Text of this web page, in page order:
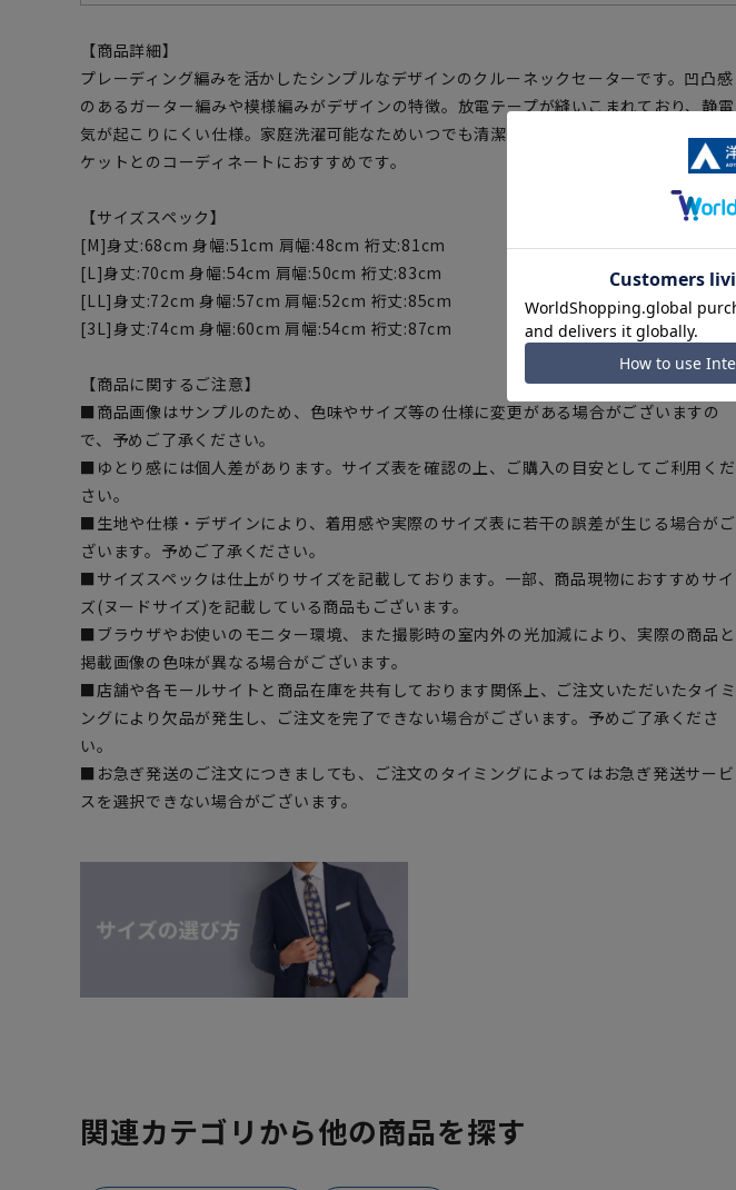
【商品詳細】
プレーディング編みを活かしたシンプルなデザインのクルーネックセーターです。凹凸感
のあるガーター編みや模様編みがデザインの特徴。放電テープが縫いこまれており、静電
気が起こりにくい仕様。家庭洗濯可能なためいつでも清潔さを保てます。ブルゾンやジャ
ケットとのコーディネートにおすすめです。
【サイズスペック】
[M]身丈:68cm 身幅:51cm 肩幅:48cm 裄丈:81cm
[L]身丈:70cm 身幅:54cm 肩幅:50cm 裄丈:83cm
[LL]身丈:72cm 身幅:57cm 肩幅:52cm 裄丈:85cm
[3L]身丈:74cm 身幅:60cm 肩幅:54cm 裄丈:87cm
【商品に関するご注意】
■商品画像はサンプルのため、色味やサイズ等の仕様に変更がある場合がございますの
で、予めご了承ください。
■ゆとり感には個人差があります。サイズ表を確認の上、ご購入の目安としてご利用くだ
さい。
■生地や仕様・デザインにより、着用感や実際のサイズ表に若干の誤差が生じる場合がご
ざいます。予めご了承ください。
■サイズスペックは仕上がりサイズを記載しております。一部、商品現物におすすめサイ
ズ(ヌードサイズ)を記載している商品もございます。
■ブラウザやお使いのモニター環境、また撮影時の室内外の光加減により、実際の商品と
掲載画像の色味が異なる場合がございます。
■店舗や各モールサイトと商品在庫を共有しております関係上、ご注文いただいたタイミ
ングにより欠品が発生し、ご注文を完了できない場合がございます。予めご了承くださ
い。
■お急ぎ発送のご注文につきましても、ご注文のタイミングによってはお急ぎ発送サービ
スを選択できない場合がございます。
関連カテゴリから他の商品を探す